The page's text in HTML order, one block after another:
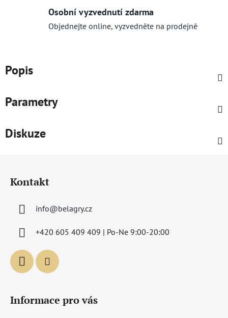
Osobní vyzvednutí zdarma
Objednejte online, vyzvedněte na prodejně
Popis
Parametry
Diskuze
Kontakt
info@belagry.cz
+420 605 409 409 | Po-Ne 9:00-20:00
Informace pro vás